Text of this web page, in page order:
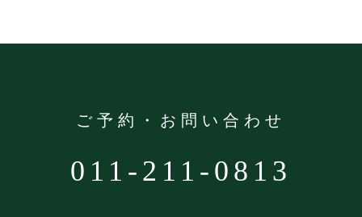
ご予約・お問い合わせ
011-211-0813